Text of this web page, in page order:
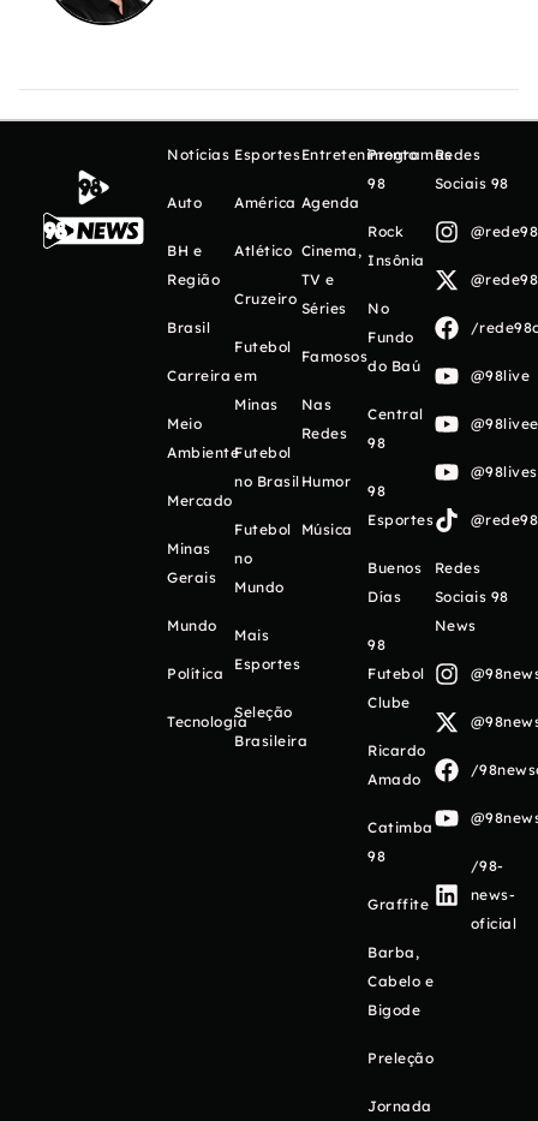
Notícias
Auto
BH e
Região
Brasil
Carreira
Meio
Ambiente
Mercado
Minas
Gerais
Mundo
Política
Tecnologia
Esportes
América
Atlético
Cruzeiro
Futebol
em
Minas
Futebol
no Brasil
Futebol
no
Mundo
Mais
Esportes
Seleção
Brasileira
Entretenimento
Agenda
Cinema,
TV e
Séries
Famosos
Nas
Redes
Humor
Música
Programas
98
Rock
Insônia
No
Fundo
do Baú
Central
98
98
Esportes
Buenos
Días
98
Futebol
Clube
Ricardo
Amado
Catimba
98
Graffite
Barba,
Cabelo e
Bigode
Preleção
Jornada
Redes
Sociais 98
/
@98live
Redes
Sociais 98
News
/
/98-
news-
oficial